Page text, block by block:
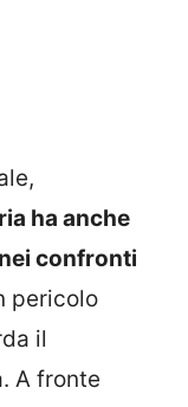
ha anche
confronti
pericolo
il
A fronte